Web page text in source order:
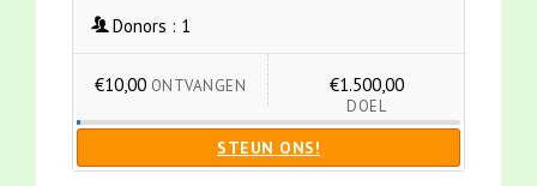
Donors : 1
€10,00 ONTVANGEN €1.500,00
DOEL
STEUN ONS!